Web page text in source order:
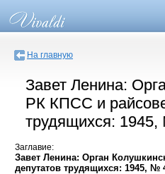
На главную
Завет Ленина:
РК КПСС и
трудящихся:
Заглавие:
Завет Ленина: Орган
депутатов трудящихся: 1945, №